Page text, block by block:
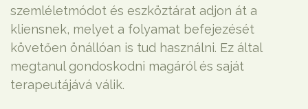
szemléletmódot és eszköztárat adjon át a
kliensnek, melyet a folyamat befejezését
követően önállóan is tud használni. Ez által
megtanul gondoskodni magáról és saját
terapeutájává válik.